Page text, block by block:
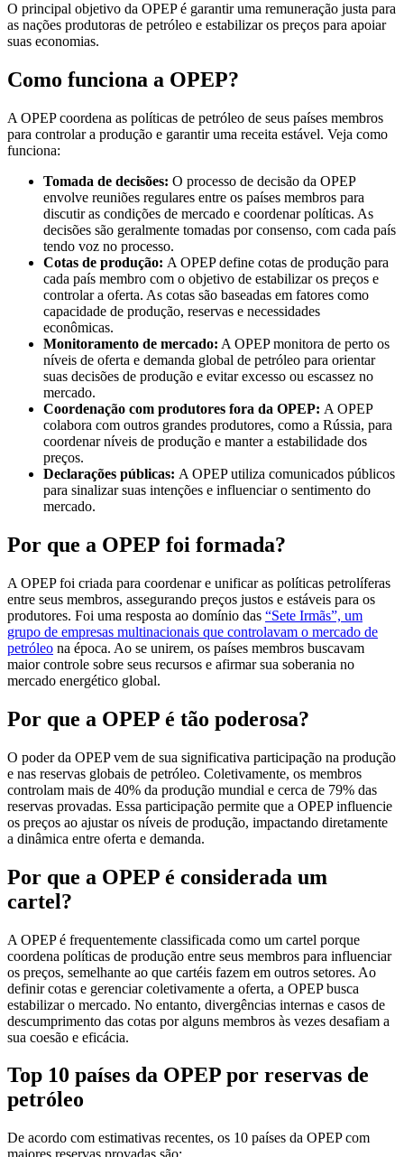
O principal objetivo da OPEP é garantir uma remuneração justa para
as nações produtoras de petróleo e estabilizar os preços para apoiar
suas economias.
Como funciona a OPEP?
A OPEP coordena as políticas de petróleo de seus países membros
para controlar a produção e garantir uma receita estável. Veja como
funciona:
Tomada de decisões: O processo de decisão da OPEP
envolve reuniões regulares entre os países membros para
discutir as condições de mercado e coordenar políticas. As
decisões são geralmente tomadas por consenso, com cada país
tendo voz no processo.
Cotas de produção: A OPEP define cotas de produção para
cada país membro com o objetivo de estabilizar os preços e
controlar a oferta. As cotas são baseadas em fatores como
capacidade de produção, reservas e necessidades
econômicas.
Monitoramento de mercado: A OPEP monitora de perto os
níveis de oferta e demanda global de petróleo para orientar
suas decisões de produção e evitar excesso ou escassez no
mercado.
Coordenação com produtores fora da OPEP: A OPEP
colabora com outros grandes produtores, como a Rússia, para
coordenar níveis de produção e manter a estabilidade dos
preços.
Declarações públicas: A OPEP utiliza comunicados públicos
para sinalizar suas intenções e influenciar o sentimento do
mercado.
Por que a OPEP foi formada?
A OPEP foi criada para coordenar e unificar as políticas petrolíferas
entre seus membros, assegurando preços justos e estáveis para os
produtores. Foi uma resposta ao domínio das “Sete Irmãs”, um
grupo de empresas multinacionais que controlavam o mercado de
petróleo na época. Ao se unirem, os países membros buscavam
maior controle sobre seus recursos e afirmar sua soberania no
mercado energético global.
Por que a OPEP é tão poderosa?
O poder da OPEP vem de sua significativa participação na produção
e nas reservas globais de petróleo. Coletivamente, os membros
controlam mais de 40% da produção mundial e cerca de 79% das
reservas provadas. Essa participação permite que a OPEP influencie
os preços ao ajustar os níveis de produção, impactando diretamente
a dinâmica entre oferta e demanda.​
Por que a OPEP é considerada um
cartel?
A OPEP é frequentemente classificada como um cartel porque
coordena políticas de produção entre seus membros para influenciar
os preços, semelhante ao que cartéis fazem em outros setores. Ao
definir cotas e gerenciar coletivamente a oferta, a OPEP busca
estabilizar o mercado. No entanto, divergências internas e casos de
descumprimento das cotas por alguns membros às vezes desafiam a
sua coesão e eficácia.​
Top 10 países da OPEP por reservas de
petróleo
De acordo com estimativas recentes, os 10 países da OPEP com